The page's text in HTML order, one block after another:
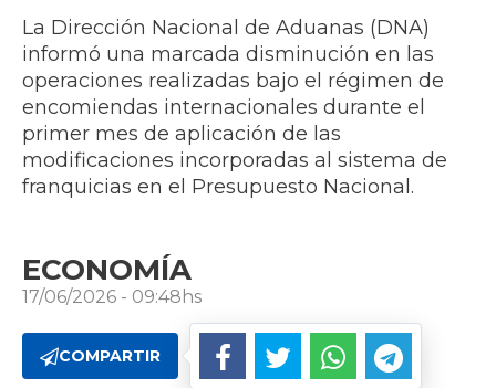
La Dirección Nacional de Aduanas (DNA)
informó una marcada disminución en las
operaciones realizadas bajo el régimen de
encomiendas internacionales durante el
primer mes de aplicación de las
modificaciones incorporadas al sistema de
franquicias en el Presupuesto Nacional.
ECONOMÍA
17/06/2026 - 09:48hs
COMPARTIR